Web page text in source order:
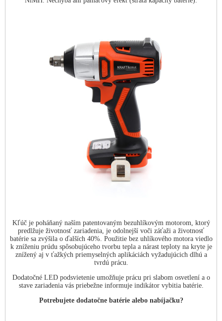
Kľúč je poháňaný naším patentovaným bezuhlíkovým motorom, ktorý
predlžuje životnosť zariadenia, je odolnejší voči záťaži a životnosť
batérie sa zvýšila o ďalších 40%. Použitie bez uhlíkového motora viedlo
k zníženiu prúdu spôsobujúceho tvorbu tepla a nárast teploty na kryte je
znížený aj v ťažkých priemyselných aplikáciách vyžadujúcich dlhú a
tvrdú prácu.
Dodatočné LED podsvietenie umožňuje prácu pri slabom osvetlení a o
stave zariadenia vás priebežne informuje indikátor vybitia batérie.
Potrebujete dodatočne batérie alebo nabíjačku?